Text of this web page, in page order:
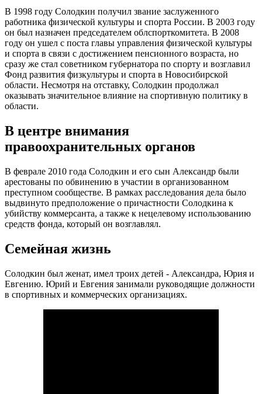
В 1998 году Солодкин получил звание заслуженного
работника физической культуры и спорта России. В 2003 году
он был назначен председателем облспорткомитета. В 2008
году он ушел с поста главы управления физической культуры
и спорта в связи с достижением пенсионного возраста, но
сразу же стал советником губернатора по спорту и возглавил
Фонд развития физкультуры и спорта в Новосибирской
области. Несмотря на отставку, Солодкин продолжал
оказывать значительное влияние на спортивную политику в
области.
В центре внимания
правоохранительных органов
В феврале 2010 года Солодкин и его сын Александр были
арестованы по обвинению в участии в организованном
преступном сообществе. В рамках расследования дела было
выдвинуто предположение о причастности Солодкина к
убийству коммерсанта, а также к нецелевому использованию
средств фонда, который он возглавлял.
Семейная жизнь
Солодкин был женат, имел троих детей - Александра, Юрия и
Евгению. Юрий и Евгения занимали руководящие должности
в спортивных и коммерческих организациях.